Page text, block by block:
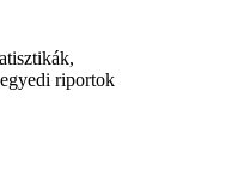
riportok